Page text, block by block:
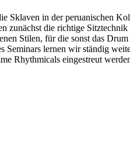
Sklaven in der peruanischen
zunächst die richtige
Stilen, für die sonst das
lernen wir ständig
Rhythmicals eingestreut